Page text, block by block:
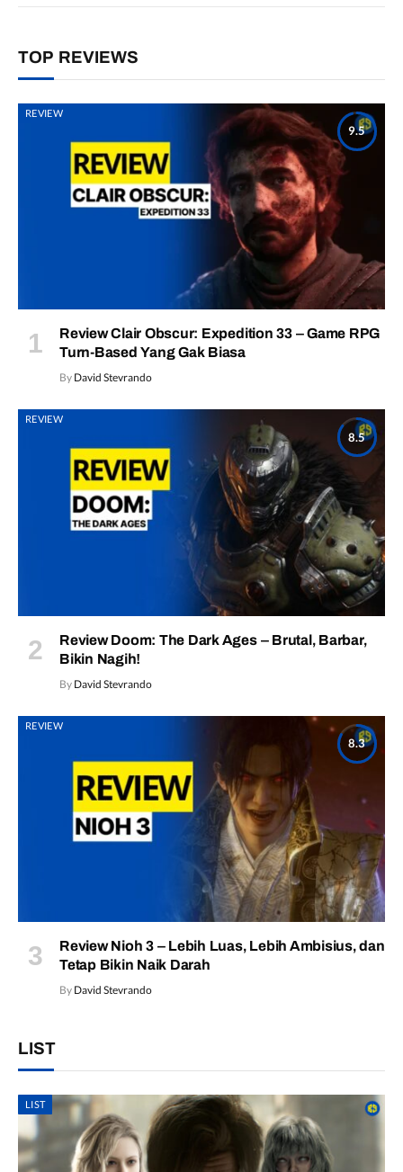
TOP REVIEWS
9.5
REVIEW
Review Clair Obscur: Expedition 33 – Game RPG
Turn-Based Yang Gak Biasa
By David Stevrando
8.5
REVIEW
Review Doom: The Dark Ages – Brutal, Barbar,
Bikin Nagih!
By David Stevrando
8.3
REVIEW
Review Nioh 3 – Lebih Luas, Lebih Ambisius, dan
Tetap Bikin Naik Darah
By David Stevrando
LIST
LIST